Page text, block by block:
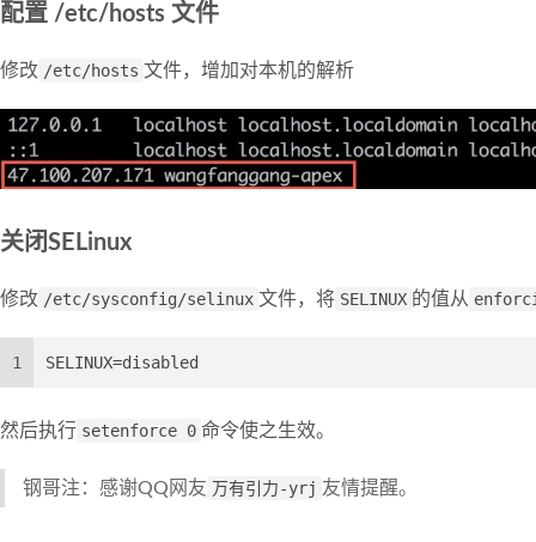
配置 /etc/hosts 文件
修改 /etc/hosts 文件，增加对本机的解析
关闭SELinux
修改 /etc/sysconfig/selinux 文件，将 SELINUX 的值从
1 SELINUX=disabled
然后执行 setenforce 0 命令使之生效。
钢哥注：感谢QQ网友 万有引力-yrj 友情提醒。